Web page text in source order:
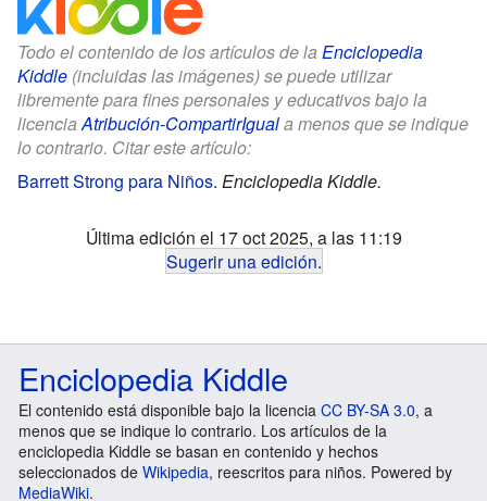
Todo el contenido de los artículos de la Enciclopedia
Kiddle (incluidas las imágenes) se puede utilizar
libremente para fines personales y educativos bajo la
licenciaAtribución-CompartirIguala menos que se indique
lo contrario. Citar este artículo:
Barrett Strong para Niños. Enciclopedia Kiddle.
Última edición el 17 oct 2025, a las 11:19
Sugerir una edición.
Enciclopedia Kiddle
El contenido está disponible bajo la licencia CC BY-SA 3.0, a
menos que se indique lo contrario. Los artículos de la
enciclopedia Kiddle se basan en contenido y hechos
seleccionados de Wikipedia, reescritos para niños. Powered by
MediaWiki.